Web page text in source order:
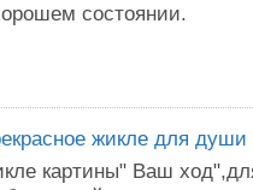
состоянии.
жикле для души
картины" Ваш